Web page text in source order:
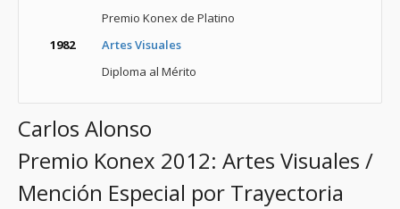
Premio Konex de Platino
1982
Artes Visuales
Diploma al Mérito
Carlos Alonso
Premio Konex 2012: Artes Visuales /
Mención Especial por Trayectoria